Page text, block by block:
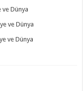
ve Dünya
ve Dünya
ve Dünya